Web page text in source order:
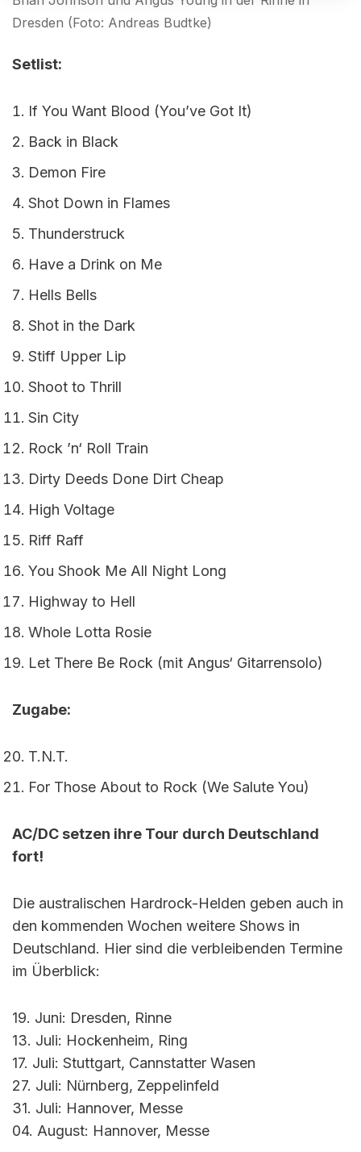
Dresden (Foto: Andreas Budtke)
Setlist:
If You Want Blood (You’ve Got It)
Back in Black
Demon Fire
Shot Down in Flames
Thunderstruck
Have a Drink on Me
Hells Bells
Shot in the Dark
Stiff Upper Lip
Shoot to Thrill
Sin City
Rock ’n‘ Roll Train
Dirty Deeds Done Dirt Cheap
High Voltage
Riff Raff
You Shook Me All Night Long
Highway to Hell
Whole Lotta Rosie
Let There Be Rock (mit Angus‘ Gitarrensolo)
Zugabe:
T.N.T.
For Those About to Rock (We Salute You)
AC/DC setzen ihre Tour durch Deutschland
fort!
Die australischen Hardrock-Helden geben auch in
den kommenden Wochen weitere Shows in
Deutschland. Hier sind die verbleibenden Termine
im Überblick:
19. Juni: Dresden, Rinne
13. Juli: Hockenheim, Ring
17. Juli: Stuttgart, Cannstatter Wasen
27. Juli: Nürnberg, Zeppelinfeld
31. Juli: Hannover, Messe
04. August: Hannover, Messe